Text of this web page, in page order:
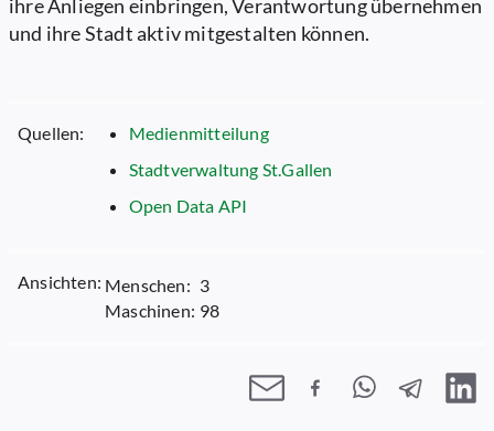
ihre Anliegen einbringen, Verantwortung übernehmen
und ihre Stadt aktiv mitgestalten können.
Quellen:
Medienmitteilung
Stadtverwaltung St.Gallen
Open Data API
Ansichten: Menschen: 3
Maschinen: 98